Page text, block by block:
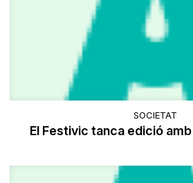
SOCIETAT
El Festivic tanca edició